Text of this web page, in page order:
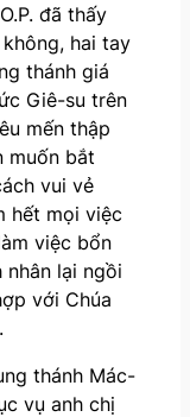
đã thấy
hai tay
thánh giá
Giê-su trên
mến thập
muốn bắt
vui vẻ
hết mọi việc
việc bổn
nhân lại ngồi
với Chúa
thánh Mác-
vụ anh chị